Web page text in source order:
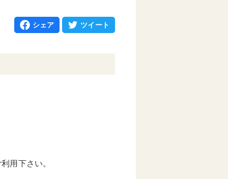
シェア ツイート
用下さい。